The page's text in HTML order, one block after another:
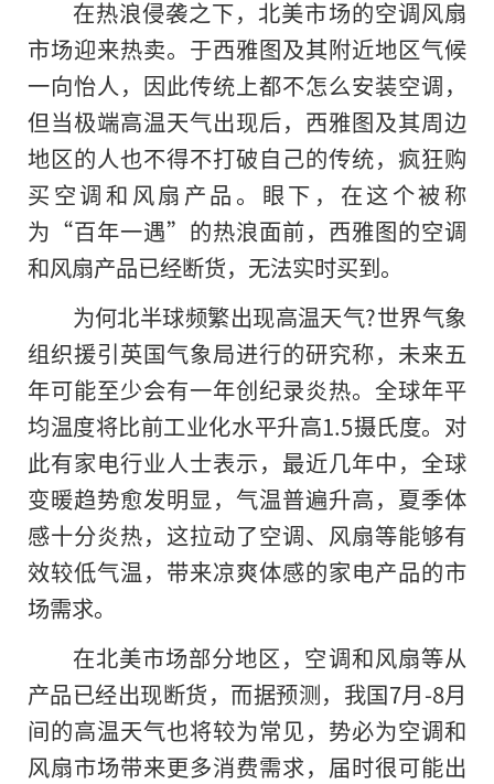
在热浪侵袭之下，北美市场的空调风扇
市场迎来热卖。于西雅图及其附近地区气候
一向怡人，因此传统上都不怎么安装空调，
但当极端高温天气出现后，西雅图及其周边
地区的人也不得不打破自己的传统，疯狂购
买空调和风扇产品。眼下，在这个被称
为“百年一遇”的热浪面前，西雅图的空调
和风扇产品已经断货，无法实时买到。
为何北半球频繁出现高温天气?世界气象
组织援引英国气象局进行的研究称，未来五
年可能至少会有一年创纪录炎热。全球年平
均温度将比前工业化水平升高1.5摄氏度。对
此有家电行业人士表示，最近几年中，全球
变暖趋势愈发明显，气温普遍升高，夏季体
感十分炎热，这拉动了空调、风扇等能够有
效较低气温，带来凉爽体感的家电产品的市
场需求。
在北美市场部分地区，空调和风扇等从
产品已经出现断货，而据预测，我国7月-8月
间的高温天气也将较为常见，势必为空调和
风扇市场带来更多消费需求，届时很可能出